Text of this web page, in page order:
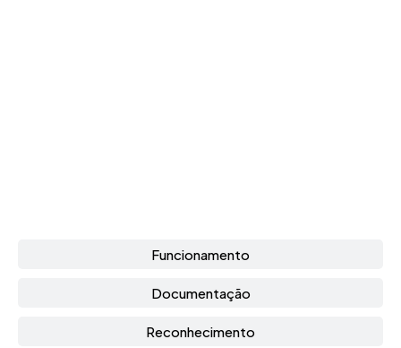
Funcionamento
Documentação
Reconhecimento